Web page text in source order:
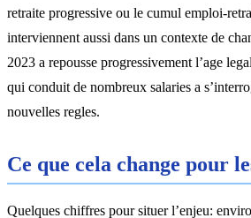
retraite progressive ou le cumul emploi-
interviennent aussi dans un contexte de
2023 a repousse progressivement l’age
qui conduit de nombreux salaries a
nouvelles regles.
Ce que cela change pour
Quelques chiffres pour situer l’enjeu: